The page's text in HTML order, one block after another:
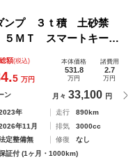
ンプ ３ｔ積 土砂禁
５ＭＴ スマートキー２
ｍ 高１１６ｃｍ 地
５９４５ｋｇ
額(税込)
5 万円
本体価格
531.8
万円
諸費用
2.7
万円
ン 月々 33,100 円
年 走行
890km
年11月 排気
3000cc
定整備無 修復
なし
証付 (1ヶ月・1000km)